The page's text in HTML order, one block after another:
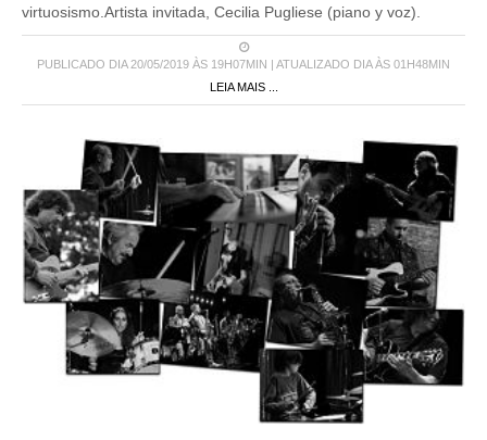
virtuosismo.Artista invitada, Cecilia Pugliese (piano y voz).
PUBLICADO DIA 20/05/2019 ÀS 19H07MIN | ATUALIZADO DIA ÀS 01H48MIN
LEIA MAIS ...